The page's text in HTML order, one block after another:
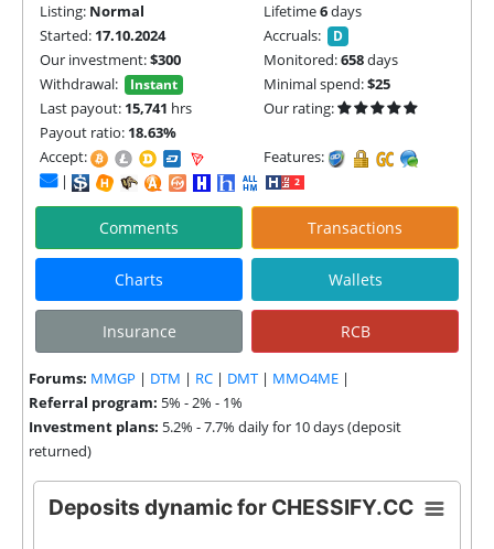
Listing: Normal Lifetime6days
Started: 17.10.2024 Accruals: D
Our investment:$300 Monitored:658days
Withdrawal:
Instant Minimal spend:$25
Last payout: 15,741 hrs
Our rating:
Payout ratio: 18.63%
Accept:
Features:
|
Comments Transactions
Charts Wallets
Insurance RCB
Forums: MMGP | DTM | RC | DMT | MMO4ME |
Referral program: 5% - 2% - 1%
Investment plans: 5.2% - 7.7% daily for 10 days (deposit
returned)
Deposits dynamic for CHESSIFY.CC